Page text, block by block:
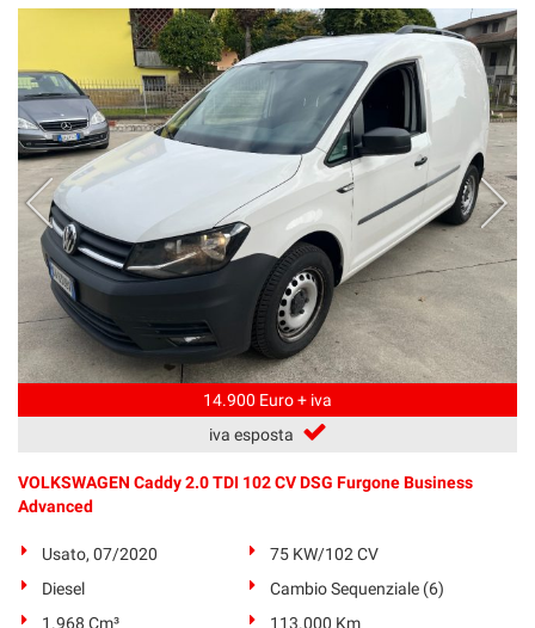
14.900 Euro + iva
iva esposta
VOLKSWAGEN Caddy 2.0 TDI 102 CV DSG Furgone Business
Advanced
Usato, 07/2020
75 KW/102 CV
Diesel
Cambio Sequenziale (6)
1.968 Cm³
113.000 Km